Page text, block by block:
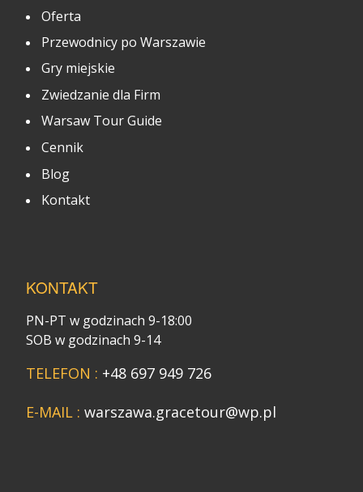
Oferta
Przewodnicy po Warszawie
Gry miejskie
Zwiedzanie dla Firm
Warsaw Tour Guide
Cennik
Blog
Kontakt
KONTAKT
PN-PT w godzinach 9-18:00
SOB w godzinach 9-14
TELEFON : +48 697 949 726
E-MAIL : warszawa.gracetour@wp.pl